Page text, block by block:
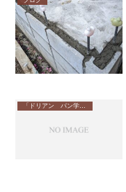
「ドリアン パン学校」のこと